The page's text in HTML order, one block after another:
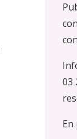
03
En